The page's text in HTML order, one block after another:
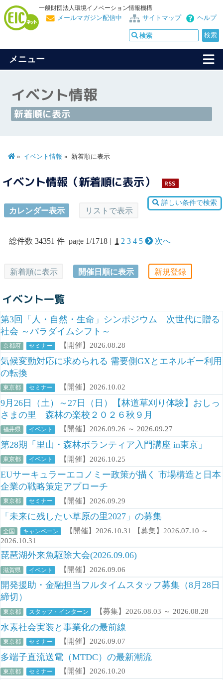
一般財団法人環境イノベーション情報機構
ヘルプ
サイトマップ
メールマガジン配信中
メニュー
イベント情報
新着順に表示
イベント情報 新着順に表示
イベント情報（新着順に表示） RSS
詳しい条件で検索
カレンダー表示 リストで表示
総件数 34351 件 page 1/1718 | 1 2 3 4 5 次へ
新着順に表示 開催日順に表示 新規登録
イベント一覧
第3回「人・自然・生命」シンポジウム 次世代に贈る
社会 ～パラダイムシフト～
京都府 セミナー 【開催】2026.08.28
気候変動対応に求められる 需要側GXとエネルギー利用
の転換
東京都 セミナー 【開催】2026.10.02
9月26日（土）～27日（日）【林道草刈り体験】おしっ
さまの里 森林の楽校２０２６秋９月
福井県 イベント 【開催】2026.09.26 ～ 2026.09.27
第28期「里山・森林ボランティア入門講座 in東京」
東京都 イベント 【開催】2026.10.25
EUサーキュラーエコノミー政策が描く 市場構造と日本
企業の戦略策定アプローチ
東京都 セミナー 【開催】2026.09.29
「未来に残したい草原の里2027」の募集
全国 キャンペーン
【開催】2026.10.31 【募集】2026.07.10 ～
2026.10.31
琵琶湖外来魚駆除大会(2026.09.06)
滋賀県 イベント 【開催】2026.09.06
開発援助・金融担当フルタイムスタッフ募集（8月28日
締切）
東京都 スタッフ・インターン 【募集】2026.08.03 ～ 2026.08.28
水素社会実装と事業化の最前線
東京都 セミナー 【開催】2026.09.07
多端子直流送電（MTDC）の最新潮流
東京都 セミナー 【開催】2026.10.20